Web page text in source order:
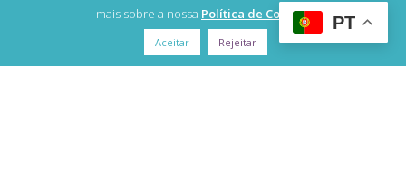
mais sobre a nossa Política de Cookies
Aceitar Rejeitar
PT